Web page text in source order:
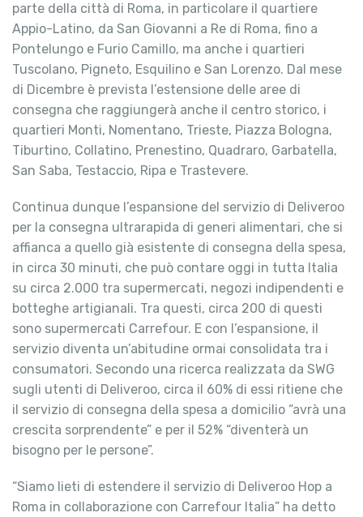
parte della città di Roma, in particolare il quartiere
Appio-Latino, da San Giovanni a Re di Roma, fino a
Pontelungo e Furio Camillo, ma anche i quartieri
Tuscolano, Pigneto, Esquilino e San Lorenzo. Dal mese
di Dicembre è prevista l’estensione delle aree di
consegna che raggiungerà anche il centro storico, i
quartieri Monti, Nomentano, Trieste, Piazza Bologna,
Tiburtino, Collatino, Prenestino, Quadraro, Garbatella,
San Saba, Testaccio, Ripa e Trastevere.
Continua dunque l’espansione del servizio di Deliveroo
per la consegna ultrarapida di generi alimentari, che si
affianca a quello già esistente di consegna della spesa,
in circa 30 minuti, che può contare oggi in tutta Italia
su circa 2.000 tra supermercati, negozi indipendenti e
botteghe artigianali. Tra questi, circa 200 di questi
sono supermercati Carrefour. E con l’espansione, il
servizio diventa un’abitudine ormai consolidata tra i
consumatori. Secondo una ricerca realizzata da SWG
sugli utenti di Deliveroo, circa il 60% di essi ritiene che
il servizio di consegna della spesa a domicilio “avrà una
crescita sorprendente” e per il 52% “diventerà un
bisogno per le persone”.
“Siamo lieti di estendere il servizio di Deliveroo Hop a
Roma in collaborazione con Carrefour Italia” ha detto